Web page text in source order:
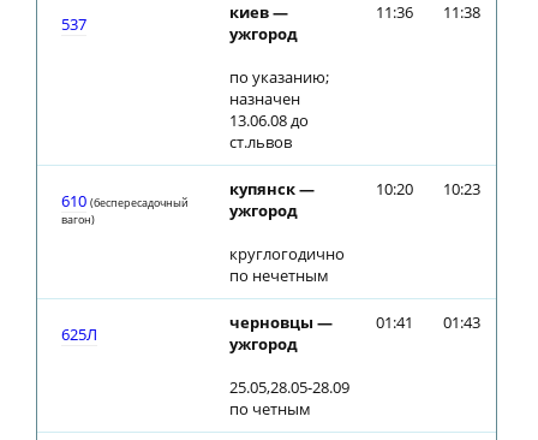
537
киев —
ужгород
по указанию;
назначен
13.06.08 до
ст.львов
11:36 11:38
610 (беспересадочный
вагон)
купянск —
ужгород
круглогодично
по нечетным
10:20 10:23
625Л
черновцы —
ужгород
25.05,28.05-28.09
по четным
01:41 01:43